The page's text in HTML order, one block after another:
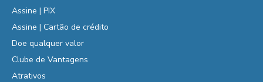
Assine | PIX
Assine | Cartão de crédito
Doe qualquer valor
Clube de Vantagens
Atrativos